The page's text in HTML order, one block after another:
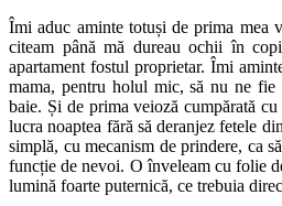
Îmi aduc aminte totuși de prima mea
citeam până mă dureau ochii în
apartament fostul proprietar. Îmi
mama, pentru holul mic, să nu ne fie
baie. Și de prima veioză cumpărată
lucra noaptea fără să deranjez fetele
simplă, cu mecanism de prindere, ca
funcție de nevoi. O înveleam cu folie
lumină foarte puternică, ce trebuia